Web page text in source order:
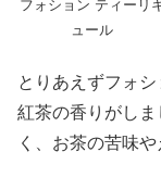
フォション ティーリ
ュール
とりあえずフォ
紅茶の香りがし
く、お茶の苦味